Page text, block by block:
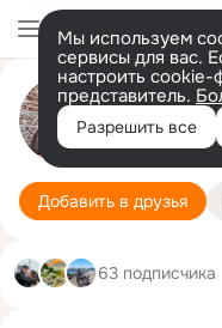
Мы используем
сервисы для вас.
настроить
представитель.
Разрешить все
Добавить в друзья
63 подписчика